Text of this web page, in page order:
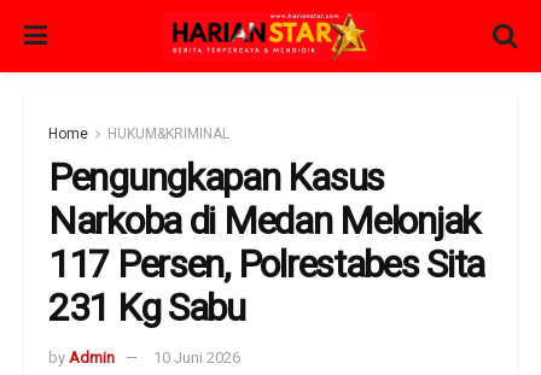
Home HUKUM&KRIMINAL
Pengungkapan Kasus
Narkoba di Medan Melonjak
117 Persen, Polrestabes Sita
231 Kg Sabu
by Admin 10 Juni 2026